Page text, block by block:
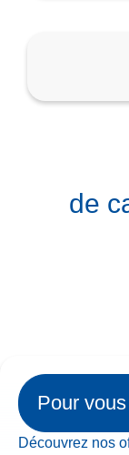
de
Pour
Découvrez nos